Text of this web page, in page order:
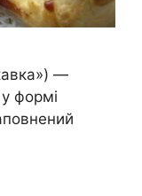
—
формі